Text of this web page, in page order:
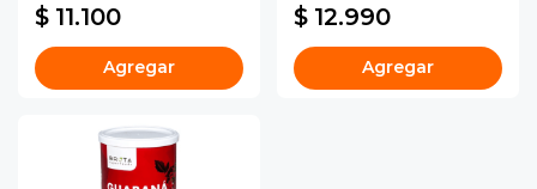
$ 11.100
Agregar
$ 12.990
Agregar